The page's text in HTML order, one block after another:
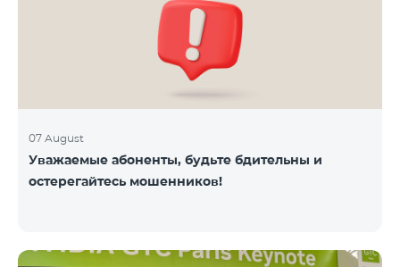
07 August
Уважаемые абоненты, будьте бдительны и
остерегайтесь мошенников!